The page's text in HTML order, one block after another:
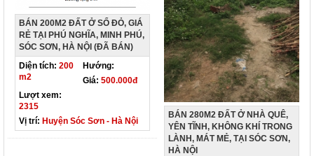
BÁN 200M2 ĐẤT Ở SỔ ĐỎ, GIÁ
RẺ TẠI PHÚ NGHĨA, MINH PHÚ,
SÓC SƠN, HÀ NỘI (ĐÃ BÁN)
Diện tích: 200
m2
Hướng:
Giá: 500.000đ
Lượt xem:
2315
Vị trí: Huyện Sóc Sơn - Hà Nội
BÁN 280M2 ĐẤT Ở NHÀ QUÊ,
YÊN TĨNH, KHÔNG KHÍ TRONG
LÀNH, MÁT MẺ, TẠI SÓC SƠN,
HÀ NỘI